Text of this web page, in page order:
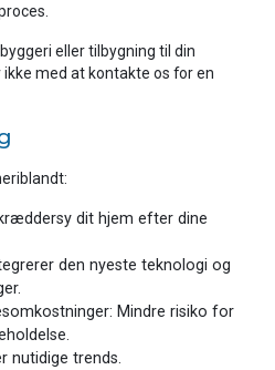
eller tilbygning til din
med at kontakte os for en
dit hjem efter dine
den nyeste teknologi og
Mindre risiko for
nutidige trends.